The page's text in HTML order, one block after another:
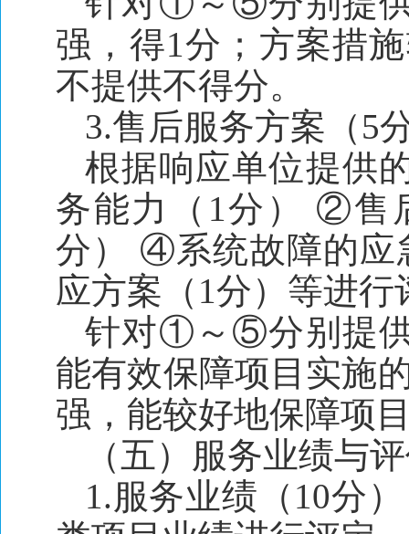
强，得1分；方案措
不提供不得分。
3.售后服务方案（5
根据响应单位提供
务能力（1分） ②售
分） ④系统故障的应
应方案（1分）等进行
针对①～⑤分别提供
能有效保障项目实施
强，能较好地保障项
（五）服务业绩与
1.服务业绩（10分